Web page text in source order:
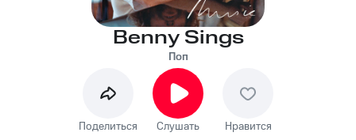
Benny Sings
Поп
Поделиться Слушать Нравится